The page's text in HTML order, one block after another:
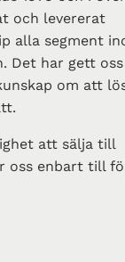
och levererat
alla segment
Det har gett
om att
att sälja till
oss enbart till